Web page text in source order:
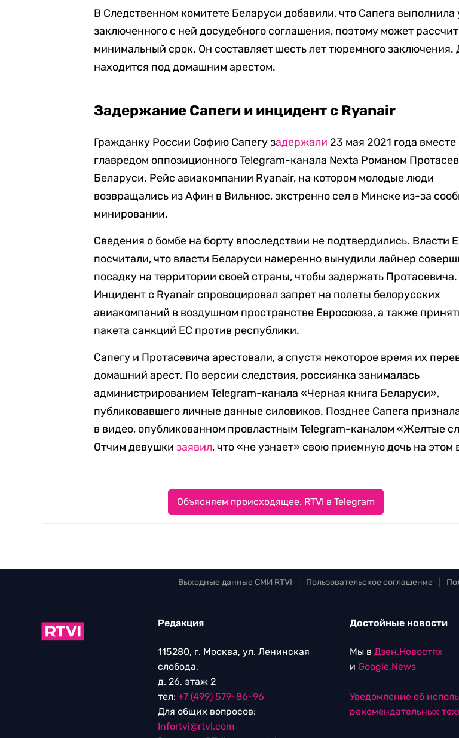
В Следственном комитете Беларуси добавили, что Сапега выполнила
заключенного с ней досудебного соглашения, поэтому может
минимальный срок. Он составляет шесть лет тюремного заключения.
находится под домашним арестом.
Задержание Сапеги и инцидент с Ryanair
Гражданку России Софию Сапегу задержали 23 мая 2021 года вместе
главредом оппозиционного Telegram-канала Nexta Романом
Беларуси. Рейс авиакомпании Ryanair, на котором молодые люди
возвращались из Афин в Вильнюс, экстренно сел в Минске из-за
минировании.
Сведения о бомбе на борту впоследствии не подтвердились. Власти
посчитали, что власти Беларуси намеренно вынудили лайнер
посадку на территории своей страны, чтобы задержать Протасевича.
Инцидент с Ryanair спровоцировал запрет на полеты белорусских
авиакомпаний в воздушном пространстве Евросоюза, а также
пакета санкций ЕС против республики.
Сапегу и Протасевича арестовали, а спустя некоторое время их
домашний арест. По версии следствия, россиянка занималась
администрированием Telegram-канала «Черная книга Беларуси»,
публиковавшего личные данные силовиков. Позднее Сапега
в видео, опубликованном провластным Telegram-каналом «Желтые
Отчим девушкизаявил, что «не узнает» свою приемную дочь на этом
Объясняем происходящее. RTVI в Telegram
Выходные данные СМИ RTVI Пользовательское соглашение
Редакция
115280, г. Москва, ул. Ленинская
слобода,
д. 26, этаж 2
тел: +7 (499) 579-86-96
Для общих вопросов:
Infortvi@rtvi.com
Достойные новости
Мы в Дзен.Новостях
и Google.News
Уведомление об
рекомендательных